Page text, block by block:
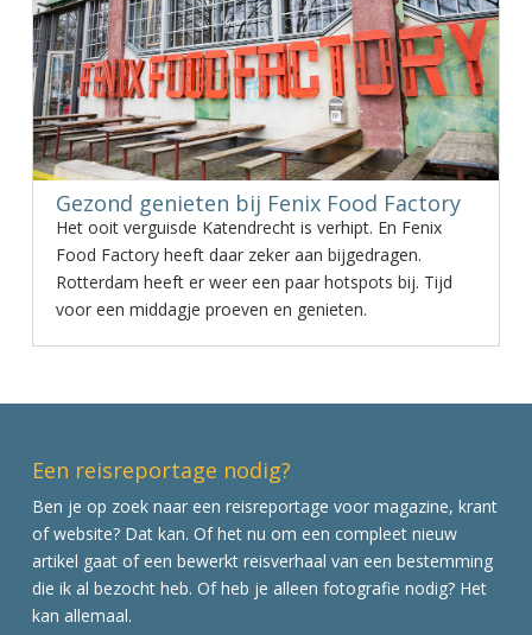
Gezond genieten bij Fenix Food Factory
Het ooit verguisde Katendrecht is verhipt. En Fenix
Food Factory heeft daar zeker aan bijgedragen.
Rotterdam heeft er weer een paar hotspots bij. Tijd
voor een middagje proeven en genieten.
Een reisreportage nodig?
Ben je op zoek naar een reisreportage voor magazine, krant
of website? Dat kan. Of het nu om een compleet nieuw
artikel gaat of een bewerkt reisverhaal van een bestemming
die ik al bezocht heb. Of heb je alleen fotografie nodig? Het
kan allemaal.